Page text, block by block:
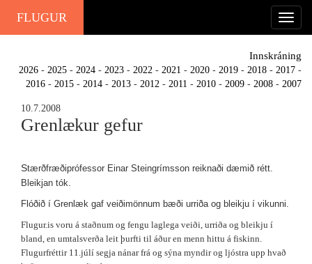
FLUGUR
Innskráning
2026 - 2025 - 2024 - 2023 - 2022 - 2021 - 2020 - 2019 - 2018 - 2017 -
2016 - 2015 - 2014 - 2013 - 2012 - 2011 - 2010 - 2009 - 2008 - 2007
10.7.2008
Grenlækur gefur
Stærðfræðiprófessor Einar Steingrímsson reiknaði dæmið rétt.
Bleikjan tók.
Flóðið í Grenlæk gaf veiðimönnum bæði urriða og bleikju í vikunni.
Flugur.is voru á staðnum og fengu laglega veiði, urriða og bleikju í
bland, en umtalsverða leit þurfti til áður en menn hittu á fiskinn.
Flugurfréttir 11.júlí segja nánar frá og sýna myndir og ljóstra upp hvað